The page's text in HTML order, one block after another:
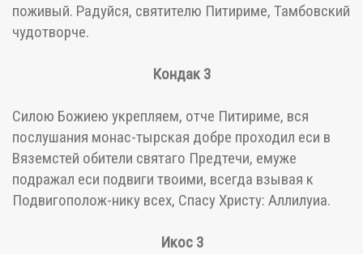
поживый. Радуйся, святителю Питириме, Тамбовский
чудотворче.
Кондак 3
Силою Божиею укрепляем, отче Питириме, вся
послушания монас-тырская добре проходил еси в
Вяземстей обители святаго Предтечи, емуже
подражал еси подвиги твоими, всегда взывая к
Подвигополож-нику всех, Спасу Христу: Аллилуиа.
Икос 3